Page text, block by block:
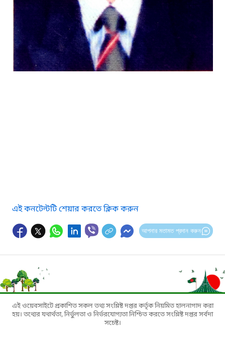
এই কনটেন্টটি শেয়ার করতে ক্লিক করুন
আপনার মতামত প্রদান করুন
এই ওয়েবসাইটে প্রকাশিত সকল তথ্য সংশ্লিষ্ট দপ্তর কর্তৃক নিয়মিত হালনাগাদ করা
হয়। তথ্যের যথার্থতা, নির্ভুলতা ও নির্ভরযোগ্যতা নিশ্চিত করতে সংশ্লিষ্ট দপ্তর সর্বদা
সচেষ্ট।